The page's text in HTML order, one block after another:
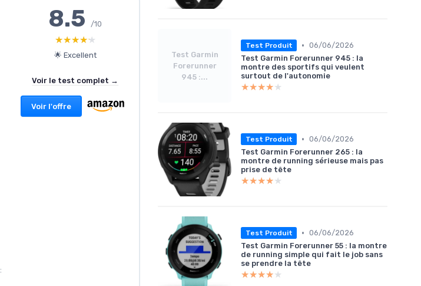
8.5/10
★★★★★
★★★★★
🌟 Excellent
Voir le test complet →
Voir l'offre
Test Garmin
Forerunner
945 :...
Test Produit • 06/06/2026
Test Garmin Forerunner 945 : la
montre des sportifs qui veulent
surtout de l'autonomie
★★★★★
★★★★★
Test Produit • 06/06/2026
Test Garmin Forerunner 265 : la
montre de running sérieuse mais pas
prise de tête
★★★★★
★★★★★
Test Produit • 06/06/2026
Test Garmin Forerunner 55 : la montre
de running simple qui fait le job sans
se prendre la tête
★★★★★
★★★★★